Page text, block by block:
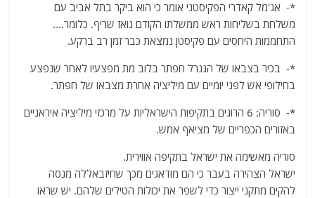
*- אג'מל קאדרי הפקיסטני אומר כי הוא ביקר בתל אביב עם
משלחת בשליחות ראש ממשלתו הקודם נואז שריף. כלומר….
התחממות היחסים עם פקיסטן נמצאת כבר זמן רב ברקע.
*- בכיר בצבאו של הגנרל חפתר בלוב מת מפצעיו לאחר שנפצע
בחילופי אש לפני יומיים עם מיליציה אחרת מצבאו של חפתר.
*- סוריה: 6 הרוגים בתקיפות הישראליות על מרכזי מיליציה איראניים
באזורים הכפריים של מציאף אמש.
סוריה מאשימה את ישראל בתקיפה אווירית.
ישראל הצהירה בעבר כי הם מודאגים מכך שחיזבאללה מנסה
להקים מתקני ייצור כדי לשפר את יכולות הטילים שלהם. יש שראו